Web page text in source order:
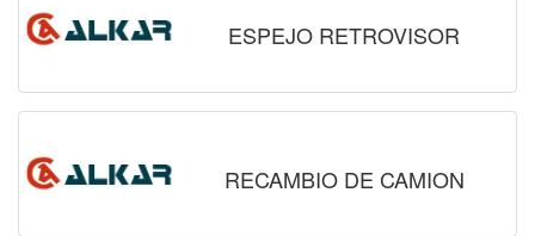
ESPEJO RETROVISOR
RECAMBIO DE CAMION